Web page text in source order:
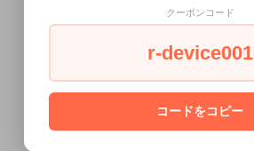
ワークステーション本体
液晶ディスプレイ
会社概要
クーポンコード
r-device001
コードをコピー